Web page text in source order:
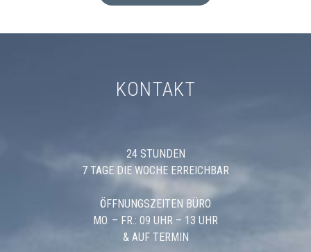
KONTAKT
24 STUNDEN
7 TAGE DIE WOCHE ERREICHBAR
ÖFFNUNGSZEITEN BÜRO
MO. – FR.: 09 UHR – 13 UHR
& AUF TERMIN